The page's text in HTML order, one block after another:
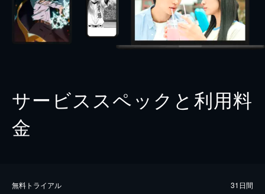
サービススペックと利用料
金
無料トライアル 31日間